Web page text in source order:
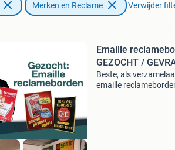
Merken en Reclame Verwijder
Emaille
GEZOCHT /
Beste, als
emaille